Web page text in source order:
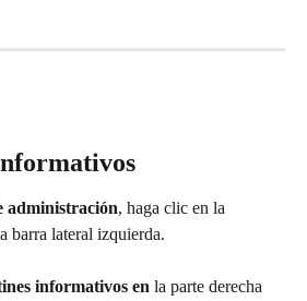
administración, haga clic en la
barra lateral izquierda.
informativos en la parte derecha